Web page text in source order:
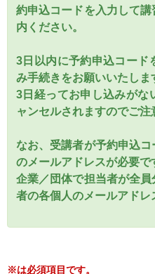
約申込コードを入力して
内ください。
3日以内に予約申込コード
み手続きをお願いいたしま
3日経ってお申し込みがな
ャンセルされますのでご注
なお、受講者が予約申込
のメールアドレスが必要で
企業／団体で担当者が全
者の各個人のメールアドレ
※は必須項目です。